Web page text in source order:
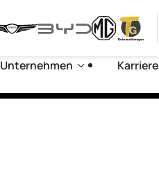
Unternehmen Karriere